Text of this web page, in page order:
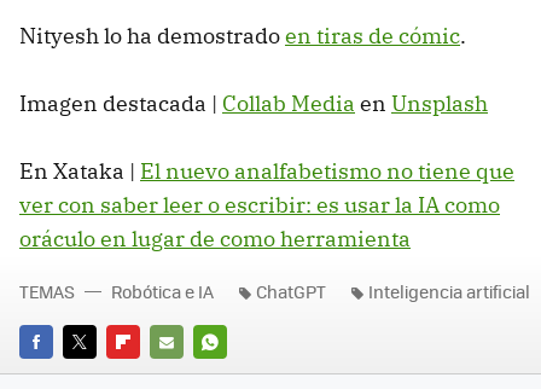
Nityesh lo ha demostradoen tiras de cómic.
Imagen destacada | Collab Media en Unsplash
En Xataka | El nuevo analfabetismo no tiene que
ver con saber leer o escribir: es usar la IA como
oráculo en lugar de como herramienta
FACEBOOK
TWITTERFLIPBOARD
E-
WHATSAPP
TEMAS Robótica e IA ChatGPT Inteligencia artificial